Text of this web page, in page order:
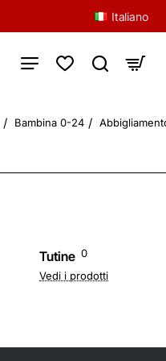
Italiano
Bambina 0-24
Tutine 0
Vedi i prodotti